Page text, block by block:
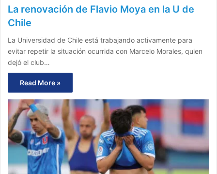
La renovación de Flavio Moya en la U de
Chile
La Universidad de Chile está trabajando activamente para
evitar repetir la situación ocurrida con Marcelo Morales, quien
dejó el club…
Read More »